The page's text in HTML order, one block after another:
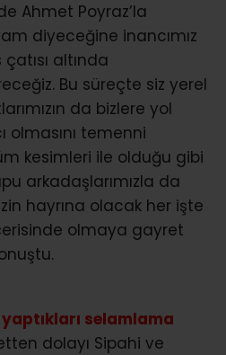
Ahmet Poyraz’la
diyeceğine inancımız
altında
Bu süreçte siz yerel
da bizlere yol
olmasını temenni
kesimleri ile olduğu gibi
arkadaşlarımızla da
hayrına olacak her işte
olmaya gayret
selamlama
dolayı Sipahi ve